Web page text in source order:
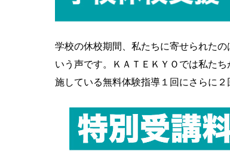
学校の休校期間、私たちに寄せられた
いう声です。ＫＡＴＥＫＹＯでは私た
施している無料体験指導１回にさらに